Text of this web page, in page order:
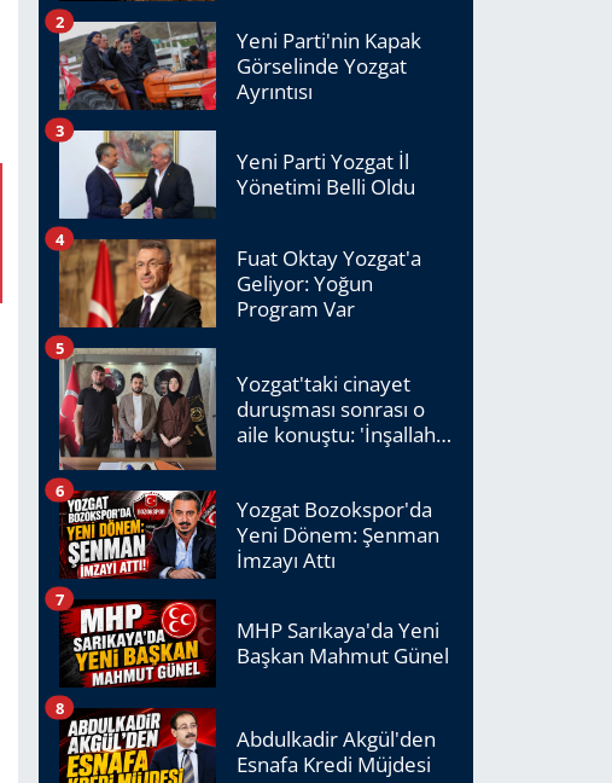
Yeni Parti'nin Kapak
Görselinde Yozgat
Ayrıntısı
2
Yeni Parti Yozgat İl
Yönetimi Belli Oldu
3
Fuat Oktay Yozgat'a
Geliyor: Yoğun
Program Var
4
Yozgat'taki cinayet
duruşması sonrası o
aile konuştu: 'İnşallah
5
Yozgat Bozokspor'da
Yeni Dönem: Şenman
İmzayı Attı
6
MHP Sarıkaya'da Yeni
Başkan Mahmut Günel
7
Abdulkadir Akgül'den
Esnafa Kredi Müjdesi
8